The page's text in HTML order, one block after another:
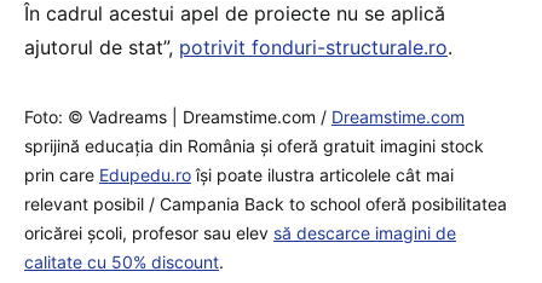
În cadrul acestui apel de proiecte nu se aplică
ajutorul de stat”, potrivit fonduri-structurale.ro.
Foto: © Vadreams | Dreamstime.com / Dreamstime.com
sprijină educaţia din România şi oferă gratuit imagini stock
prin care Edupedu.roîşi poate ilustra articolele cât mai
relevant posibil / Campania Back to school oferă posibilitatea
oricărei școli, profesor sau elev să descarce imagini de
calitate cu 50% discount.